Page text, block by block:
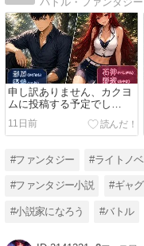
申し訳ありません、カクヨ
ムに投稿する予定でし
て・・・！！(・ω・)ノ
11日前
#ファンタジー #ライトノ
#ファンタジー小説 #ギャグ
#小説家になろう #バトル